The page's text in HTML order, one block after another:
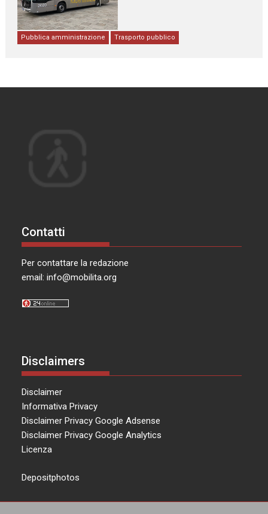
Pubblica amministrazione Trasporto pubblico
Contatti
Per contattare la redazione
email:info@mobilita.org
Disclaimers
Disclaimer
Informativa Privacy
Disclaimer Privacy Google Adsense
Disclaimer Privacy Google Analytics
Licenza
Depositphotos